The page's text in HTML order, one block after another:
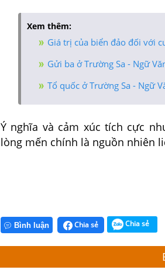
Xem thêm:
Giá trị của biển đảo đối với
Gửi ba ở Trường Sa - Ngữ
Tổ quốc ở Trường Sa - Ngữ
Ý nghĩa và cảm xúc tích cực
lòng mến chính là nguồn nhiên
Bình luận Chia sẻ Chia sẻ